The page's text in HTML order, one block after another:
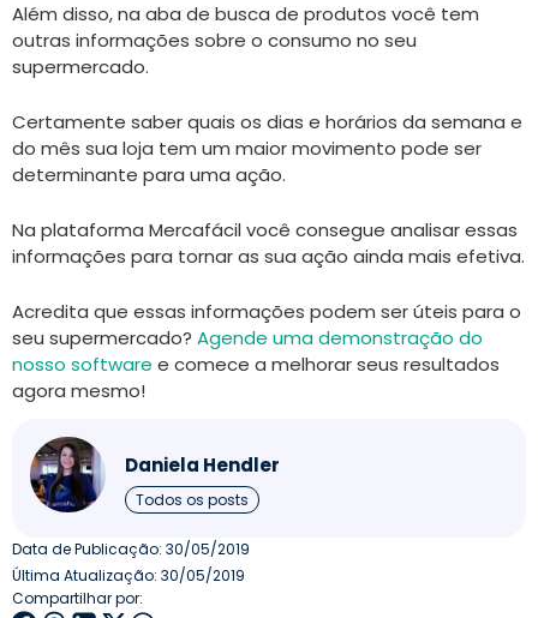
Além disso, na aba de busca de produtos você tem
outras informações sobre o consumo no seu
supermercado.
Certamente saber quais os dias e horários da semana e
do mês sua loja tem um maior movimento pode ser
determinante para uma ação.
Na plataforma Mercafácil você consegue analisar essas
informações para tornar as sua ação ainda mais efetiva.
Acredita que essas informações podem ser úteis para o
seu supermercado? Agende uma demonstração do
nosso software e comece a melhorar seus resultados
agora mesmo!
Daniela Hendler
Todos os posts
Data de Publicação: 30/05/2019
Última Atualização: 30/05/2019
Compartilhar por: